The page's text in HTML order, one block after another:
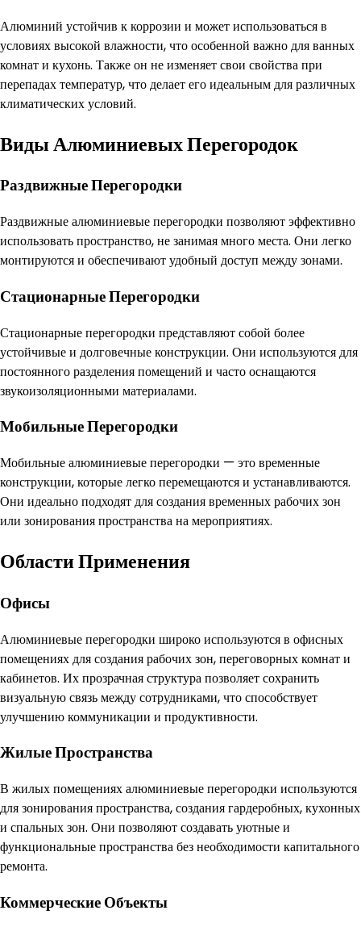
Алюминий устойчив к коррозии и может использоваться в
условиях высокой влажности, что особенной важно для ванных
комнат и кухонь. Также он не изменяет свои свойства при
перепадах температур, что делает его идеальным для различных
климатических условий.
Виды Алюминиевых Перегородок
Раздвижные Перегородки
Раздвижные алюминиевые перегородки позволяют эффективно
использовать пространство, не занимая много места. Они легко
монтируются и обеспечивают удобный доступ между зонами.
Стационарные Перегородки
Стационарные перегородки представляют собой более
устойчивые и долговечные конструкции. Они используются для
постоянного разделения помещений и часто оснащаются
звукоизоляционными материалами.
Мобильные Перегородки
Мобильные алюминиевые перегородки — это временные
конструкции, которые легко перемещаются и устанавливаются.
Они идеально подходят для создания временных рабочих зон
или зонирования пространства на мероприятиях.
Области Применения
Офисы
Алюминиевые перегородки широко используются в офисных
помещениях для создания рабочих зон, переговорных комнат и
кабинетов. Их прозрачная структура позволяет сохранить
визуальную связь между сотрудниками, что способствует
улучшению коммуникации и продуктивности.
Жилые Пространства
В жилых помещениях алюминиевые перегородки используются
для зонирования пространства, создания гардеробных, кухонных
и спальных зон. Они позволяют создавать уютные и
функциональные пространства без необходимости капитального
ремонта.
Коммерческие Объекты